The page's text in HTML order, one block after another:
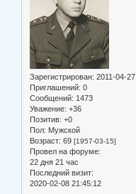
Зарегистрирован: 2011-04-27
Приглашений: 0
Сообщений: 1473
Уважение: +36
Позитив: +0
Пол: Мужской
Возраст: 69 [1957-03-15]
Провел на форуме:
22 дня 21 час
Последний визит:
2020-02-08 21:45:12